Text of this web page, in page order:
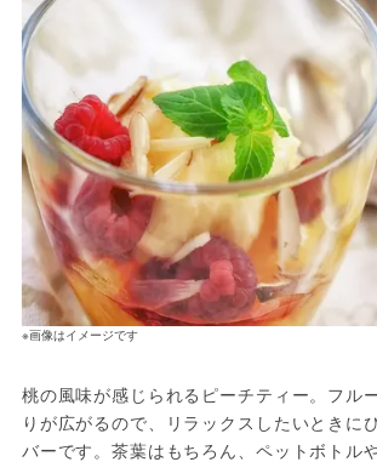
※画像はイメージです
桃の風味が感じられるピーチティー。フル
りが広がるので、リラックスしたいときに
バーです。茶葉はもちろん、ペットボトル